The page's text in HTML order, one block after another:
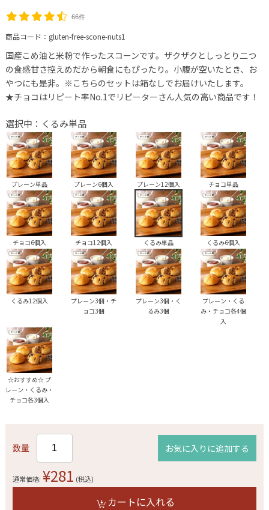
66件
商品コード： gluten-free-scone-nuts1
国産こめ油と米粉で作ったスコーンです。ザクザクとしっとり二つ
の食感甘さ控えめだから朝食にもぴったり。小腹が空いたとき、お
やつにも是非。※こちらのセットは箱なしでお届けいたします。
★チョコはリピート率No.1でリピーターさん人気の高い商品です！
選択中：くるみ単品
プレーン単品 プレーン6個入 プレーン12個入 チョコ単品
チョコ6個入 チョコ12個入 くるみ単品 くるみ6個入
くるみ12個入
プレーン3個・チ
ョコ3個
プレーン3個・く
るみ3個
プレーン・くる
み・チョコ各4個
入
☆おすすめ☆ プ
レーン・くるみ・
チョコ各3個入
数量 お気に入りに追加する
通常価格: ¥281 (税込)
カートに入れる